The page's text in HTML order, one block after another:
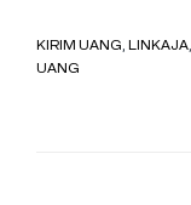
KIRIM UANG,LINKAJA,
UANG